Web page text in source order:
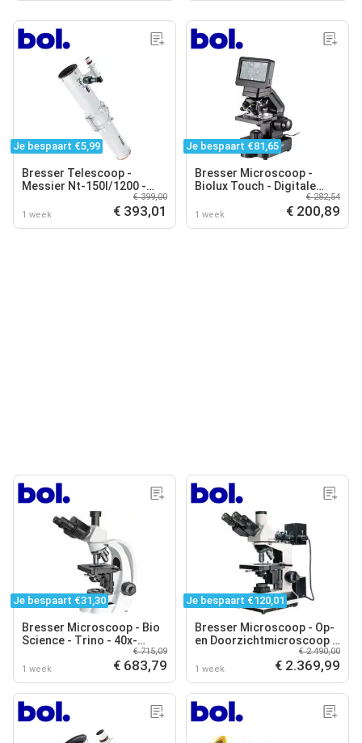
Je bespaart €5,99
Bresser Telescoop -
Messier Nt-150l/1200 -
Met Hexafox Focuser
1 week
€ 399,00
€ 393,01
Je bespaart €81,65
Bresser Microscoop -
Biolux Touch - Digitale
LCD-microscoop - Tot 40x
Vergroting
1 week
€ 282,54
€ 200,89
Je bespaart €31,30
Bresser Microscoop - Bio
Science - Trino - 40x-
1000x vergroting - Stofkap
1 week
€ 715,09
€ 683,79
Je bespaart €120,01
Bresser Microscoop - Op-
en Doorzichtmicroscoop -
Science ADL-601P - 40-
600x Vergroting
1 week
€ 2.490,00
€ 2.369,99